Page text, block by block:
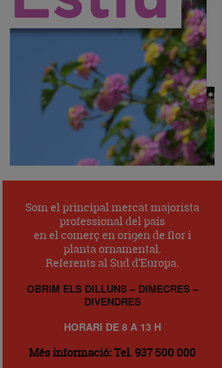
Som el principal mercat majorista
professional del país
en el comerç en origen de flor i
planta ornamental.
Referents al Sud d’Europa.
OBRIM ELS DILLUNS – DIMECRES –
DIVENDRES
HORARI DE 8 A 13 H
Més informació: Tel. 937 500 000